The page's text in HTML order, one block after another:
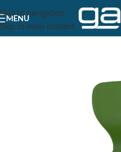
Skip to navigation
Skip to main content
MENU